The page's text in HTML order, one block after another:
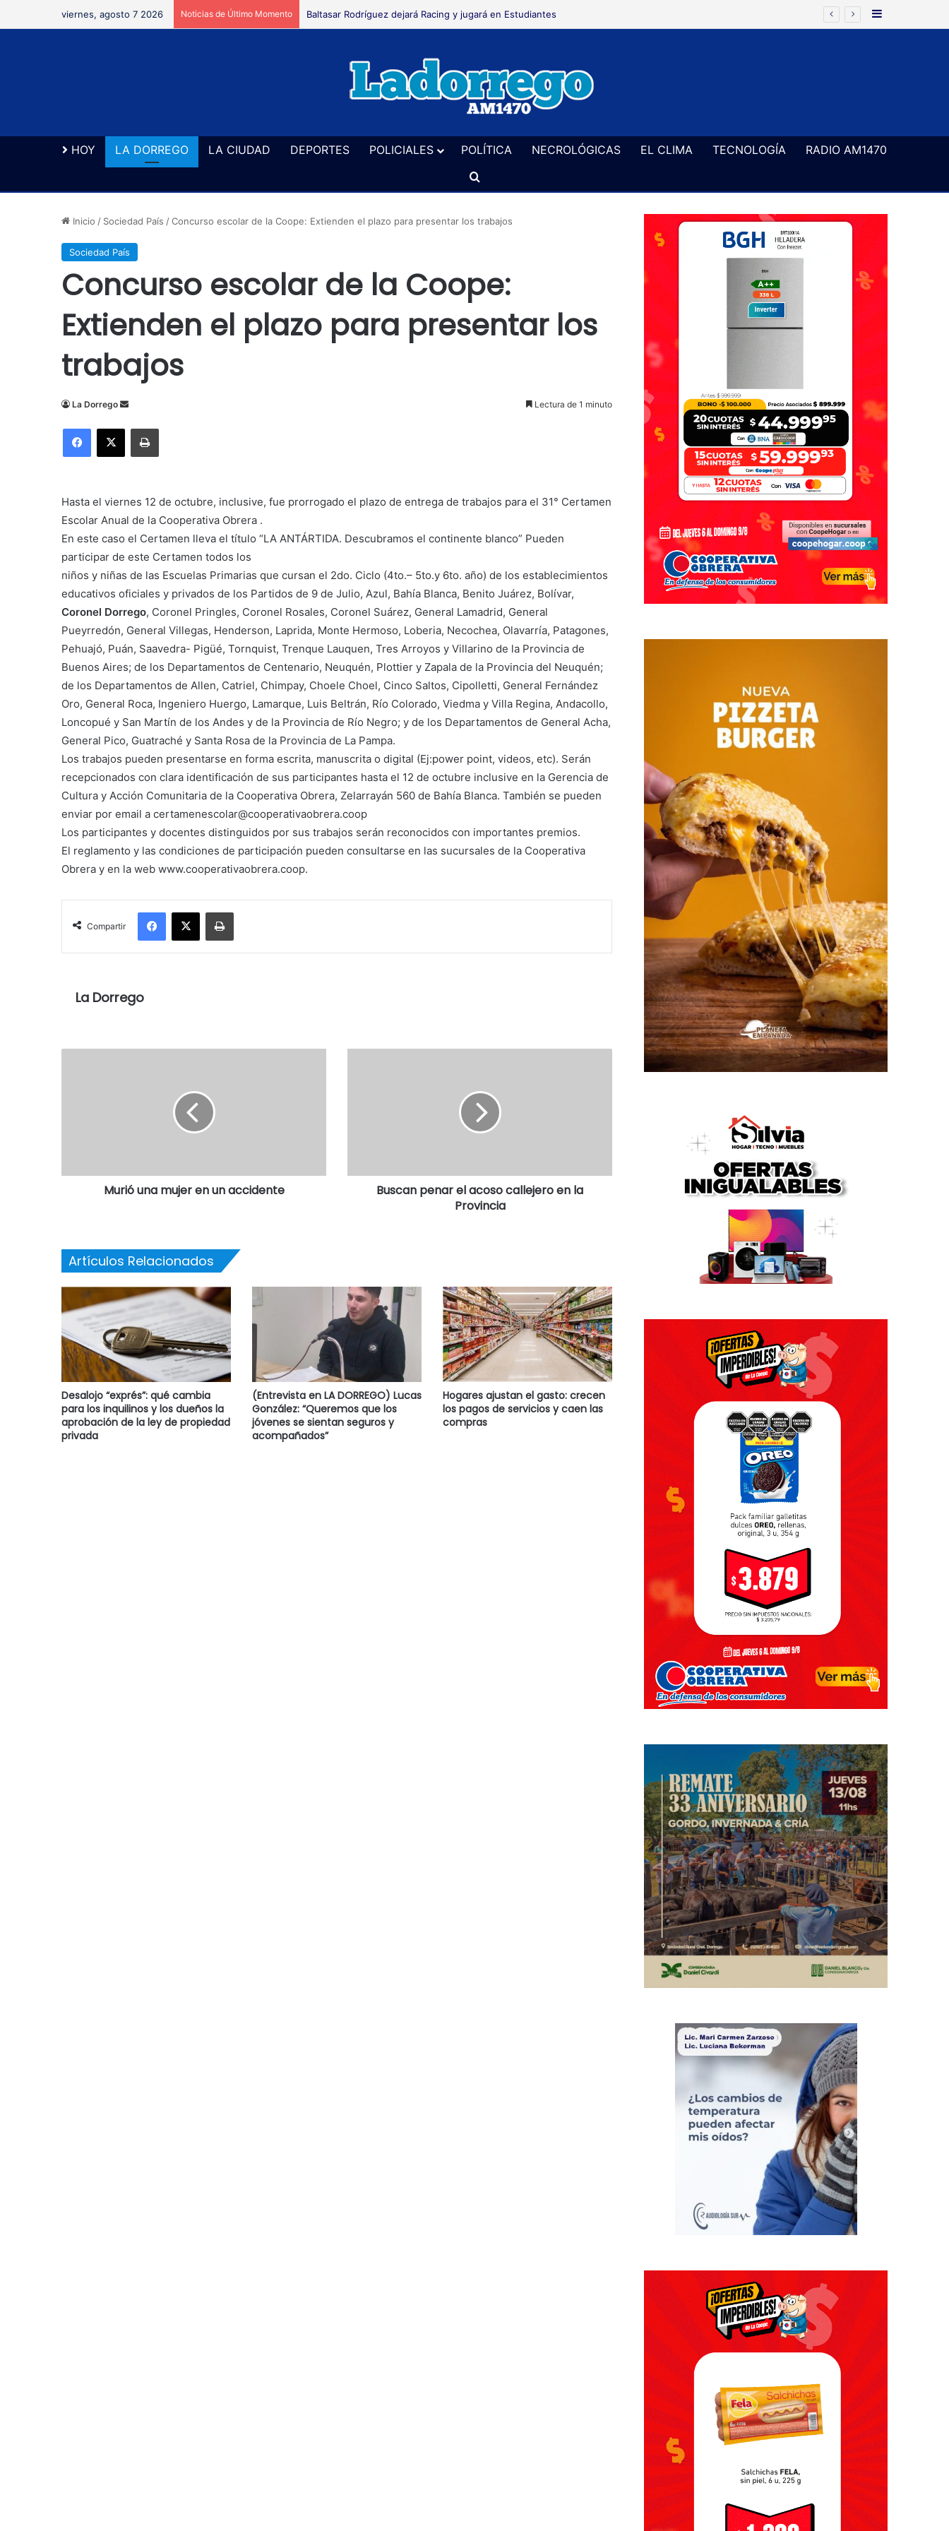
viernes, agosto 7 2026 Noticias de Último Momento Se realizó el taller sobre preparación para la lactancia Barra Lateral
HOY LA DORREGO LA CIUDAD DEPORTES POLICIALES POLÍTICA NECROLÓGICAS EL CLIMA TECNOLOGÍA
RADIO AM1470
Buscar
Inicio / Sociedad País /Concurso escolar de la Coope: Extienden el plazo para presentar los trabajos
Sociedad País
Concurso escolar de la Coope:
Extienden el plazo para presentar los
trabajos
La Dorrego
Send
email
Lectura de 1 minuto
Facebook
X Imprimir
Hasta el viernes 12 de octubre, inclusive, fue prorrogado el plazo de entrega de trabajos para el 31° Certamen
Escolar Anual de la Cooperativa Obrera .
En este caso el Certamen lleva el título “LA ANTÁRTIDA. Descubramos el continente blanco” Pueden
participar de este Certamen todos los
niños y niñas de las Escuelas Primarias que cursan el 2do. Ciclo (4to.– 5to.y 6to. año) de los establecimientos
educativos oficiales y privados de los Partidos de 9 de Julio, Azul, Bahía Blanca, Benito Juárez, Bolívar,
Coronel Dorrego, Coronel Pringles, Coronel Rosales, Coronel Suárez, General Lamadrid, General
Pueyrredón, General Villegas, Henderson, Laprida, Monte Hermoso, Loberia, Necochea, Olavarría, Patagones,
Pehuajó, Puán, Saavedra- Pigüé, Tornquist, Trenque Lauquen, Tres Arroyos y Villarino de la Provincia de
Buenos Aires; de los Departamentos de Centenario, Neuquén, Plottier y Zapala de la Provincia del Neuquén;
de los Departamentos de Allen, Catriel, Chimpay, Choele Choel, Cinco Saltos, Cipolletti, General Fernández
Oro, General Roca, Ingeniero Huergo, Lamarque, Luis Beltrán, Río Colorado, Viedma y Villa Regina, Andacollo,
Loncopué y San Martín de los Andes y de la Provincia de Río Negro; y de los Departamentos de General Acha,
General Pico, Guatraché y Santa Rosa de la Provincia de La Pampa.
Los trabajos pueden presentarse en forma escrita, manuscrita o digital (Ej:power point, videos, etc). Serán
recepcionados con clara identificación de sus participantes hasta el 12 de octubre inclusive en la Gerencia de
Cultura y Acción Comunitaria de la Cooperativa Obrera, Zelarrayán 560 de Bahía Blanca. También se pueden
enviar por email a certamenescolar@cooperativaobrera.coop
Los participantes y docentes distinguidos por sus trabajos serán reconocidos con importantes premios.
El reglamento y las condiciones de participación pueden consultarse en las sucursales de la Cooperativa
Obrera y en la web www.cooperativaobrera.coop.
Compartir
Facebook
X Imprimir
La Dorrego
Murió una mujer en un accidente
Buscan penar el acoso callejero en la
Provincia
Artículos Relacionados
Desalojo “exprés”: qué cambia
para los inquilinos y los dueños la
aprobación de la ley de propiedad
privada
(Entrevista en LA DORREGO) Lucas
González: “Queremos que los
jóvenes se sientan seguros y
acompañados”
Hogares ajustan el gasto: crecen
los pagos de servicios y caen las
compras